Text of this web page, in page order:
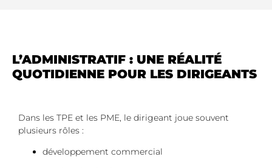
L’ADMINISTRATIF : UNE RÉALITÉ
QUOTIDIENNE POUR LES DIRIGEANTS
Dans les TPE et les PME, le dirigeant joue souvent
plusieurs rôles :
développement commercial